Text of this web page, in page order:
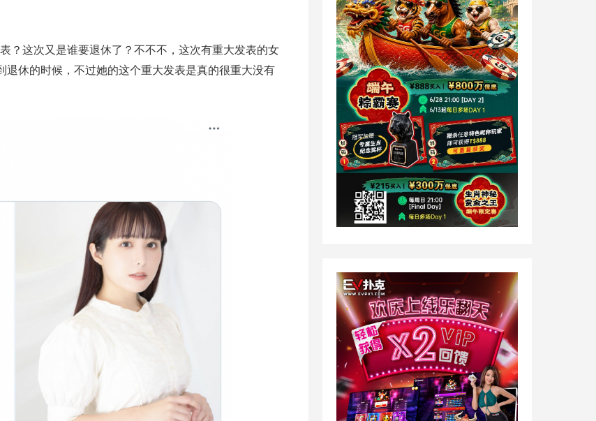
？这次又是谁要退休了？不不不，这次有重大发表的女
退休的时候，不过她的这个重大发表是真的很重大没有